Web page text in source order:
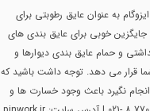
به عنوان عایق رطوبتی برای
جایگزین خوبی برای عایق بندی های
و حمام عایق بندی دیوارها و
قرار می دهد. توجه داشت باشید که
درستی انجام نگیرد باعث وجود خسارت ها و